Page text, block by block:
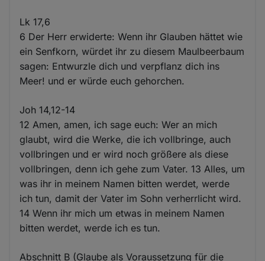
Lk 17,6
6 Der Herr erwiderte: Wenn ihr Glauben hättet wie
ein Senfkorn, würdet ihr zu diesem Maulbeerbaum
sagen: Entwurzle dich und verpflanz dich ins
Meer! und er würde euch gehorchen.
Joh 14,12-14
12 Amen, amen, ich sage euch: Wer an mich
glaubt, wird die Werke, die ich vollbringe, auch
vollbringen und er wird noch größere als diese
vollbringen, denn ich gehe zum Vater. 13 Alles, um
was ihr in meinem Namen bitten werdet, werde
ich tun, damit der Vater im Sohn verherrlicht wird.
14 Wenn ihr mich um etwas in meinem Namen
bitten werdet, werde ich es tun.
Abschnitt B (Glaube als Voraussetzung für die